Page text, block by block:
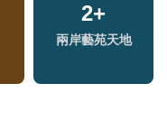
2+
兩岸藝苑天地